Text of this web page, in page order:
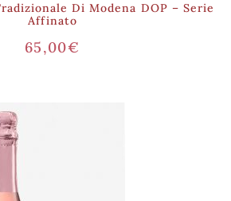
Di Modena DOP – Serie
Affinato
65,00€